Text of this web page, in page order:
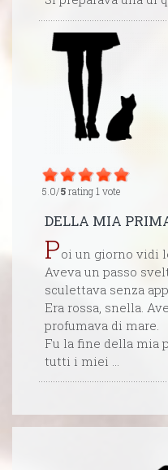
5.0/5rating 1 vote
DELLA MIA
Poi un giorno vidi
Aveva un passo
sculettava senza
Era rossa, snella.
profumava di mare.
Fu la fine della mia
tutti i miei ...